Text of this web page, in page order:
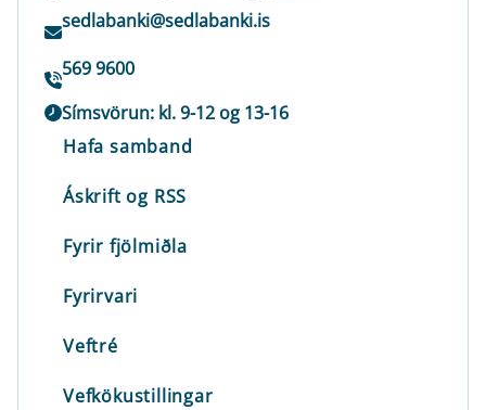
sedlabanki@sedlabanki.is
569 9600
Símsvörun: kl. 9-12 og 13-16
Hafa samband
Áskrift og RSS
Fyrir fjölmiðla
Fyrirvari
Veftré
Vefkökustillingar